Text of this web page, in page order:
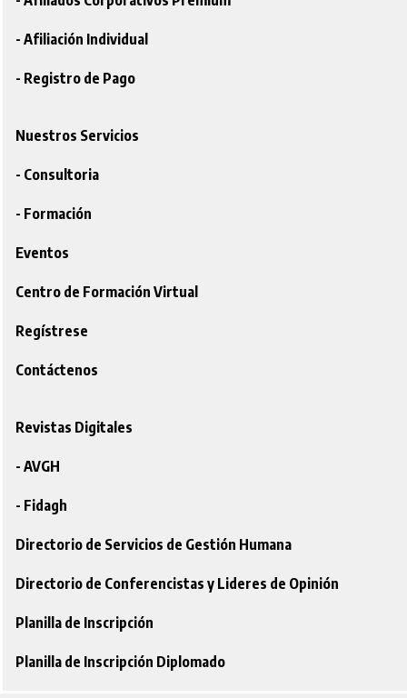
- Afiliación Individual
- Registro de Pago
Nuestros Servicios
- Consultoria
- Formación
Eventos
Centro de Formación Virtual
Regístrese
Contáctenos
Revistas Digitales
- AVGH
- Fidagh
Directorio de Servicios de Gestión Humana
Directorio de Conferencistas y Lideres de Opinión
Planilla de Inscripción
Planilla de Inscripción Diplomado